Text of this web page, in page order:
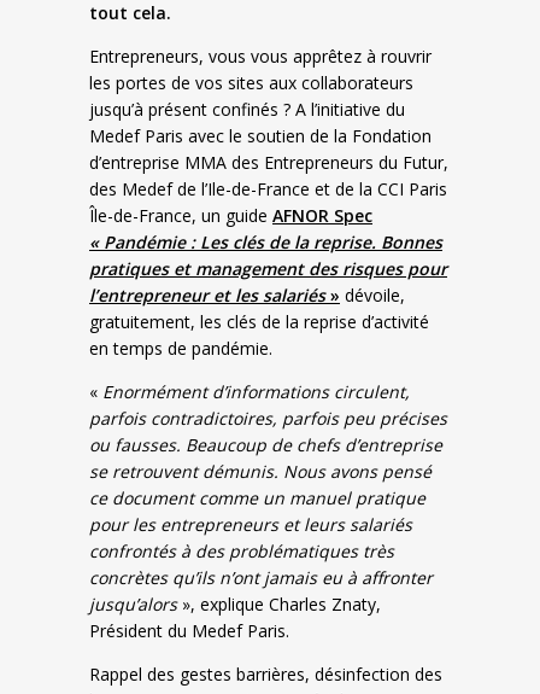
tout cela.
Entrepreneurs, vous vous apprêtez à rouvrir
les portes de vos sites aux collaborateurs
jusqu’à présent confinés ? A l’initiative du
Medef Paris avec le soutien de la Fondation
d’entreprise MMA des Entrepreneurs du Futur,
des Medef de l’Ile-de-France et de la CCI Paris
Île-de-France, un guide AFNOR Spec
« Pandémie : Les clés de la reprise. Bonnes
pratiques et management des risques pour
l’entrepreneur et les salariés» dévoile,
gratuitement, les clés de la reprise d’activité
en temps de pandémie.
« Enormément d’informations circulent,
parfois contradictoires, parfois peu précises
ou fausses. Beaucoup de chefs d’entreprise
se retrouvent démunis. Nous avons pensé
ce document comme un manuel pratique
pour les entrepreneurs et leurs salariés
confrontés à des problématiques très
concrètes qu’ils n’ont jamais eu à affronter
jusqu’alors», explique Charles Znaty,
Président du Medef Paris.
Rappel des gestes barrières, désinfection des